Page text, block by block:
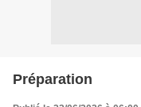
Préparation